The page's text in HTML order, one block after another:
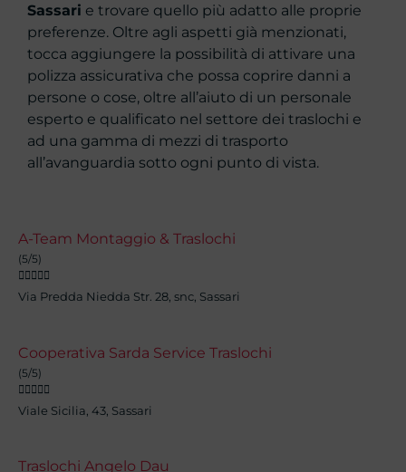
Sassari e trovare quello più adatto alle proprie
preferenze. Oltre agli aspetti già menzionati,
tocca aggiungere la possibilità di attivare una
polizza assicurativa che possa coprire danni a
persone o cose, oltre all’aiuto di un personale
esperto e qualificato nel settore dei traslochi e
ad una gamma di mezzi di trasporto
all’avanguardia sotto ogni punto di vista.
A-Team Montaggio & Traslochi
(5/5)

Via Predda Niedda Str. 28, snc, Sassari
Cooperativa Sarda Service Traslochi
(5/5)

Viale Sicilia, 43, Sassari
Traslochi Angelo Dau